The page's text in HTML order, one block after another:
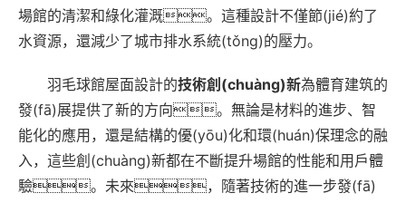
場館的清潔和綠化灌溉。這種設計不僅節(jié)約了
水資源，還減少了城市排水系統(tǒng)的壓力。
羽毛球館屋面設計的技術創(chuàng)新為體育建筑的
發(fā)展提供了新的方向。無論是材料的進步、智
能化的應用，還是結構的優(yōu)化和環(huán)保理念的融
入，這些創(chuàng)新都在不斷提升場館的性能和用戶體
驗。未來，隨著技術的進一步發(fā)